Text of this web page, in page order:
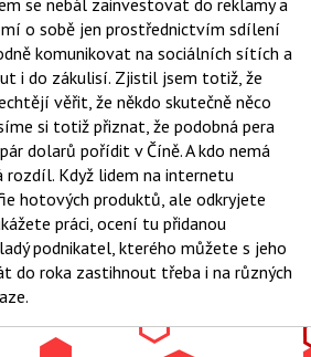
o sobě jen prostřednictvím sdílení
komunikovat na sociálních sítích a
i do zákulisí. Zjistil jsem totiž, že
věřit, že někdo skutečně něco
si totiž přiznat, že podobná pera
dolarů pořídit v Číně. A kdo nemá
rozdíl. Když lidem na internetu
hotových produktů, ale odkryjete
práci, ocení tu přidanou
podnikatel, kterého můžete s jeho
do roka zastihnout třeba i na různých